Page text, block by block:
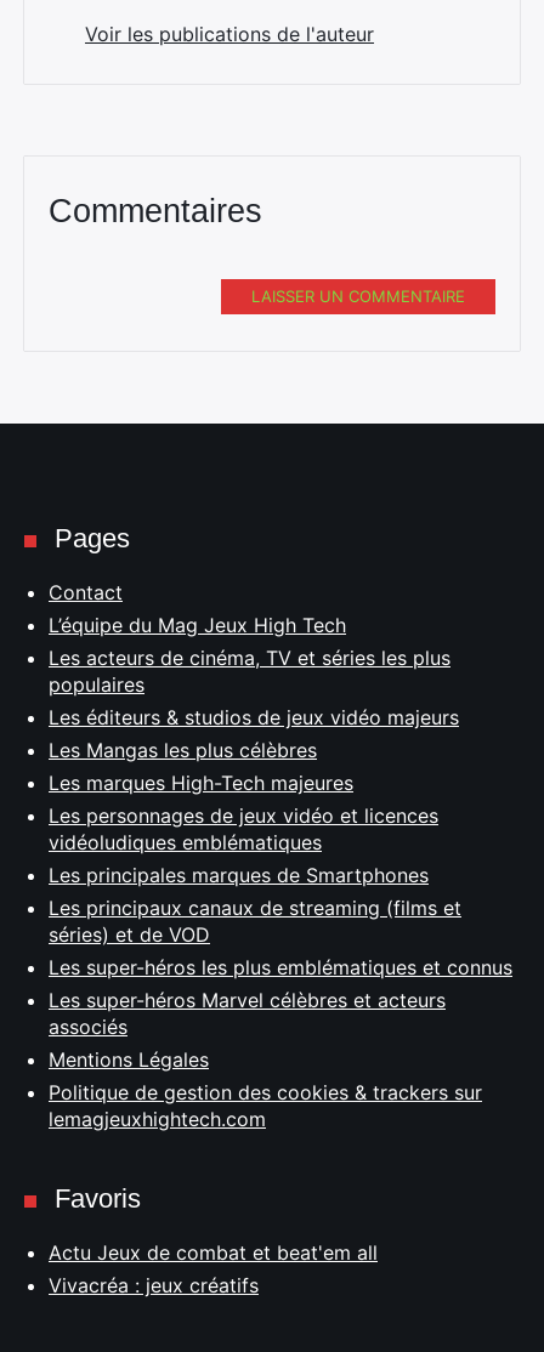
Voir les publications de l'auteur
Commentaires
LAISSER UN COMMENTAIRE
Pages
Contact
L’équipe du Mag Jeux High Tech
Les acteurs de cinéma, TV et séries les plus
populaires
Les éditeurs & studios de jeux vidéo majeurs
Les Mangas les plus célèbres
Les marques High-Tech majeures
Les personnages de jeux vidéo et licences
vidéoludiques emblématiques
Les principales marques de Smartphones
Les principaux canaux de streaming (films et
séries) et de VOD
Les super-héros les plus emblématiques et connus
Les super-héros Marvel célèbres et acteurs
associés
Mentions Légales
Politique de gestion des cookies & trackers sur
lemagjeuxhightech.com
Favoris
Actu Jeux de combat et beat'em all
Vivacréa : jeux créatifs